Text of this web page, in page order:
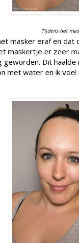
Tijdens het
masker eraf en
maskertje er zeer
Dit
met water en ik